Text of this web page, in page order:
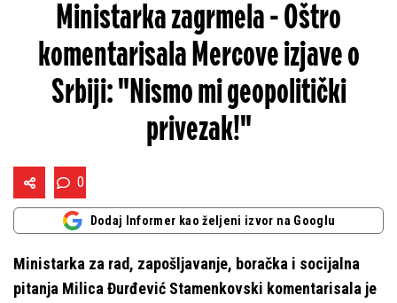
Ministarka zagrmela - Oštro
komentarisala Mercove izjave o
Srbiji: "Nismo mi geopolitički
privezak!"
0
Dodaj Informer kao željeni izvor na Googlu
Ministarka za rad, zapošljavanje, boračka i socijalna
pitanja Milica Đurđević Stamenkovski komentarisala je